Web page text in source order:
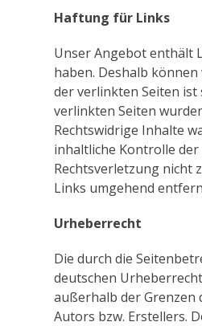
Haftung für Links
Unser Angebot enthält
haben. Deshalb
der verlinkten Seiten
verlinkten Seiten
Rechtswidrige Inhalte
inhaltliche Kontrolle
Rechtsverletzung nicht
Links umgehend
Urheberrecht
Die durch die
deutschen
außerhalb der Grenzen
Autors bzw. Erstellers.